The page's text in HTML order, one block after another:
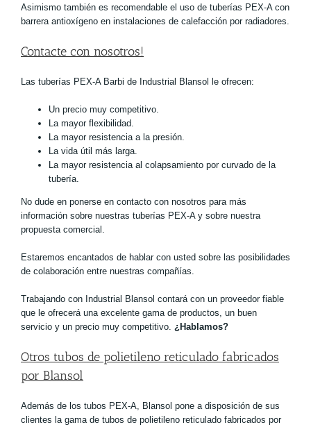
Asimismo también es recomendable el uso de tuberías PEX-A con
barrera antioxígeno en instalaciones de calefacción por radiadores.
Contacte con nosotros!
Las tuberías PEX-A Barbi de Industrial Blansol le ofrecen:
Un precio muy competitivo.
La mayor flexibilidad.
La mayor resistencia a la presión.
La vida útil más larga.
La mayor resistencia al colapsamiento por curvado de la
tubería.
No dude en ponerse en contacto con nosotros para más
información sobre nuestras tuberías PEX-A y sobre nuestra
propuesta comercial.
Estaremos encantados de hablar con usted sobre las posibilidades
de colaboración entre nuestras compañías.
Trabajando con Industrial Blansol contará con un proveedor fiable
que le ofrecerá una excelente gama de productos, un buen
servicio y un precio muy competitivo. ¿Hablamos?
Otros tubos de polietileno reticulado fabricados
por Blansol
Además de los tubos PEX-A, Blansol pone a disposición de sus
clientes la gama de tubos de polietileno reticulado fabricados por